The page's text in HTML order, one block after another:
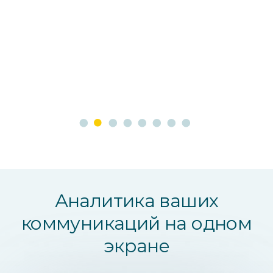
Аналитика ваших
коммуникаций на одном
экране